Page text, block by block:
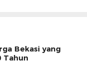
Bekasi yang
Tahun